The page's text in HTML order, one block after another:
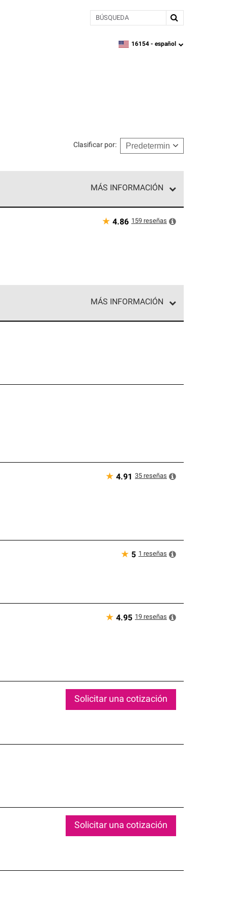
BÚSQUEDA
zipcode,language
16154 - español
Clasificar por:
MÁS INFORMACIÓN
incomparable. Solo ellos pueden
★ 4.86 159 reseñas
MÁS INFORMACIÓN
y confiabilidad.
★ 4.91 35 reseñas
★ 5 1 reseñas
★ 4.95 19 reseñas
Solicitar una cotización
Solicitar una cotización